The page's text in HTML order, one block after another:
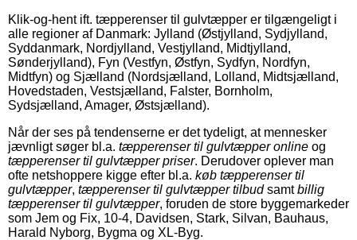
Klik-og-hent ift. tæpperenser til gulvtæpper er tilgængeligt i
alle regioner af Danmark: Jylland (Østjylland, Sydjylland,
Syddanmark, Nordjylland, Vestjylland, Midtjylland,
Sønderjylland), Fyn (Vestfyn, Østfyn, Sydfyn, Nordfyn,
Midtfyn) og Sjælland (Nordsjælland, Lolland, Midtsjælland,
Hovedstaden, Vestsjælland, Falster, Bornholm,
Sydsjælland, Amager, Østsjælland).
Når der ses på tendenserne er det tydeligt, at mennesker
jævnligt søger bl.a. tæpperenser til gulvtæpper online og
tæpperenser til gulvtæpper priser. Derudover oplever man
ofte netshoppere kigge efter bl.a. køb tæpperenser til
gulvtæpper, tæpperenser til gulvtæpper tilbudsamtbillig
tæpperenser til gulvtæpper, foruden de store byggemarkeder
som Jem og Fix, 10-4, Davidsen, Stark, Silvan, Bauhaus,
Harald Nyborg, Bygma og XL-Byg.